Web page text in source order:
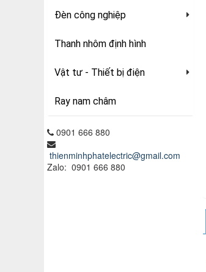
Đèn công nghiệp
Thanh nhôm định hình
Vật tư - Thiết bị điện
Ray nam châm
0901 666 880
thienminhphatelectric@gmail.com
Zalo: 0901 666 880